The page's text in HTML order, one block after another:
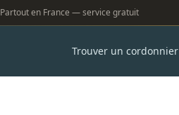
Partout en France — service gratuit
Trouver un cordonnier